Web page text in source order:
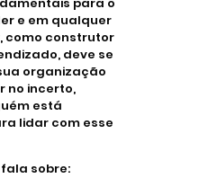
e em qualquer
como construtor
deve se
organização
no incerto,
está
lidar com esse
sobre: